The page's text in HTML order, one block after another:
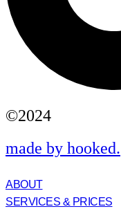
©2024
made by hooked.
ABOUT
SERVICES & PRICES